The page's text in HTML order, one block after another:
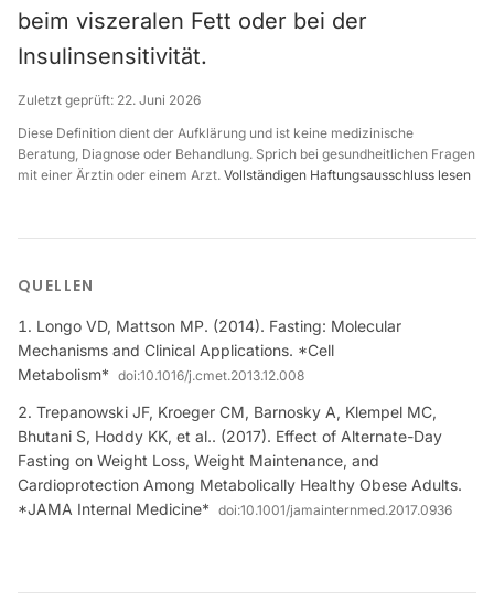
beim viszeralen Fett oder bei der
Insulinsensitivität.
Zuletzt geprüft: 22. Juni 2026
Diese Definition dient der Aufklärung und ist keine medizinische
Beratung, Diagnose oder Behandlung. Sprich bei gesundheitlichen Fragen
mit einer Ärztin oder einem Arzt. Vollständigen Haftungsausschluss lesen
QUELLEN
Longo VD, Mattson MP. (2014). Fasting: Molecular
Mechanisms and Clinical Applications. *Cell
Metabolism* doi:10.1016/j.cmet.2013.12.008
Trepanowski JF, Kroeger CM, Barnosky A, Klempel MC,
Bhutani S, Hoddy KK, et al.. (2017). Effect of Alternate-Day
Fasting on Weight Loss, Weight Maintenance, and
Cardioprotection Among Metabolically Healthy Obese Adults.
*JAMA Internal Medicine* doi:10.1001/jamainternmed.2017.0936